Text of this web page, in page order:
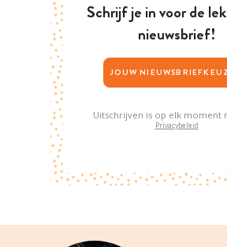
Schrijf je in voor de
nieuwsbrief!
Uitschrijven is op elk moment
Privacybeleid